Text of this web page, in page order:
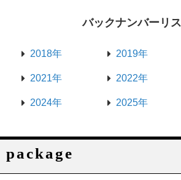
バックナンバーリ
2018年 2019年
2021年 2022年
2024年 2025年
package